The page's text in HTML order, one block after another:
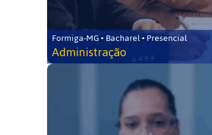
Formiga-MG • Bacharel • Presencial
Administração